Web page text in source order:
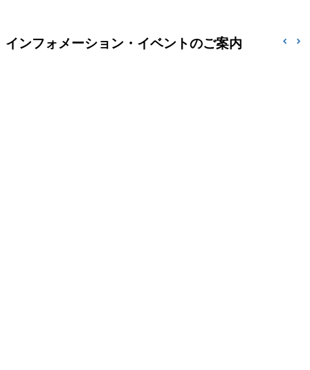
インフォメーション・イベントのご案内